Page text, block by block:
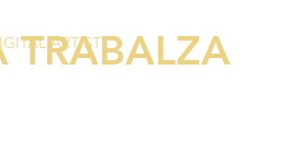
TRABALZA
ARTIST